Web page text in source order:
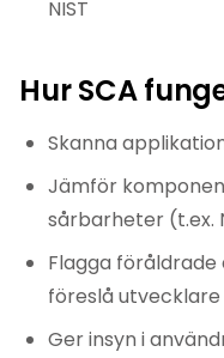
NIST
Hur SCA
Skanna
Jämför
sårbarheter (t.ex.
Flagga
föreslå
Ger insyn i